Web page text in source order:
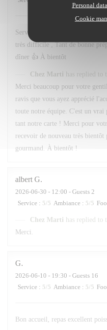
Personal
Cookie
Service et personnel au top .
très difficile , Tant de bonne
dîner 👍 À bientôt
Chez Marti
has replied to
Merci beaucoup pour votre
ravis que vous ayez apprécié
toute notre équipe. C'est un
tant notre carte ! Merci pour
recevoir de nouveau très
gourmand. À bientôt !
albert G
2026-06-30 - 12:00 - Guests 2
Service : 5/5 Ambiance : 5/5
Chez Marti has replied to
Merci.
G
2026-06-10 - 19:30 - Guests 16
Service : 5/5 Ambiance : 5/5
Bon accueil, repas excellent